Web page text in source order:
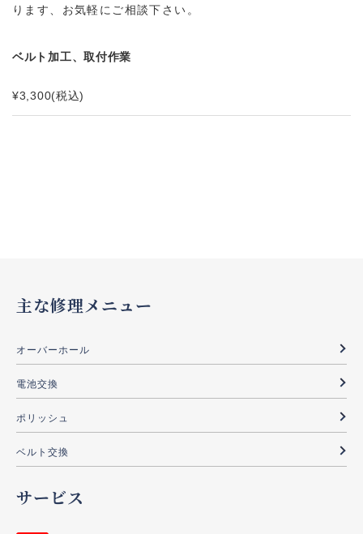
ります、お気軽にご相談下さい。
ベルト加工、取付作業
¥3,300(税込)
主な修理メニュー
オーバーホール
電池交換
ポリッシュ
ベルト交換
サービス